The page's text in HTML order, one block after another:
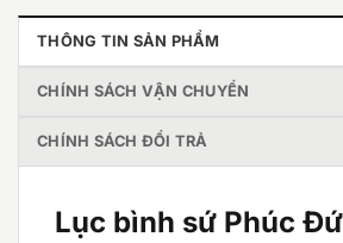
THÔNG TIN SẢN PHẨM
CHÍNH SÁCH VẬN CHUYỂN
CHÍNH SÁCH ĐỔI TRẢ
Lục bình sứ Phúc